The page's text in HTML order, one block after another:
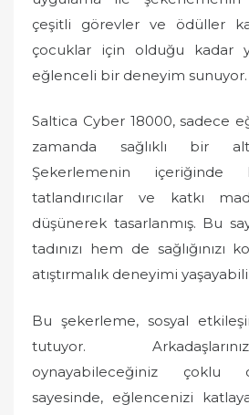
çeşitli görevler ve ödüller
çocuklar için olduğu kadar
eğlenceli bir deneyim sunuyor.
Saltica Cyber 18000, sadece
zamanda sağlıklı bir
Şekerlemenin içeriğinde
tatlandırıcılar ve katkı
düşünerek tasarlanmış. Bu
tadınızı hem de sağlığınızı
atıştırmalık deneyimi
Bu şekerleme, sosyal
tutuyor.
oynayabileceğiniz çoklu
sayesinde, eğlencenizi